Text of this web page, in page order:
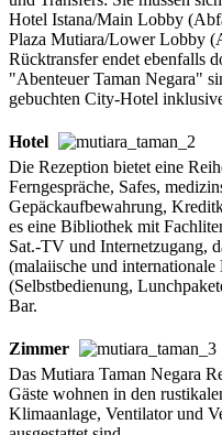
Hotel Istana/Main Lobby
Plaza Mutiara/Lower Lobby
Rücktransfer endet ebenfalls
"Abenteuer Taman Negara"
gebuchten City-Hotel
Hotel
Die Rezeption bietet eine
Ferngespräche, Safes,
Gepäckaufbewahrung,
es eine Bibliothek mit
Sat.-TV und Internetzugang,
(malaiische und
(Selbstbedienung,
Bar.
Zimmer
Das Mutiara Taman Negara
Gäste wohnen in den
Klimaanlage, Ventilator und